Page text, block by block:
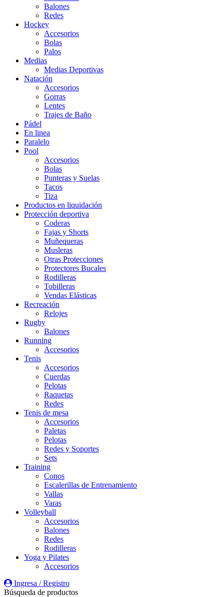
Balones
Redes
Hockey
Accesorios
Bolas
Palos
Medias
Medias Deportivas
Natación
Accesorios
Gorras
Lentes
Trajes de Baño
Pádel
En linea
Paralelo
Pool
Accesorios
Bolas
Punteras y Suelas
Tacos
Tiza
Productos en liquidación
Protección deportiva
Coderas
Fajas y Shorts
Muñequeras
Musleras
Otras Protecciones
Protectores Bucales
Rodilleras
Tobilleras
Vendas Elásticas
Recreación
Relojes
Rugby
Balones
Running
Accesorios
Tenis
Accesorios
Cuerdas
Pelotas
Raquetas
Redes
Tenis de mesa
Accesorios
Paletas
Pelotas
Redes y Soportes
Sets
Training
Conos
Escalerillas de Entrenamiento
Vallas
Varas
Volleyball
Accesorios
Balones
Redes
Rodilleras
Yoga y Pilates
Accesorios
Ingresa / Registro
Búsqueda de productos